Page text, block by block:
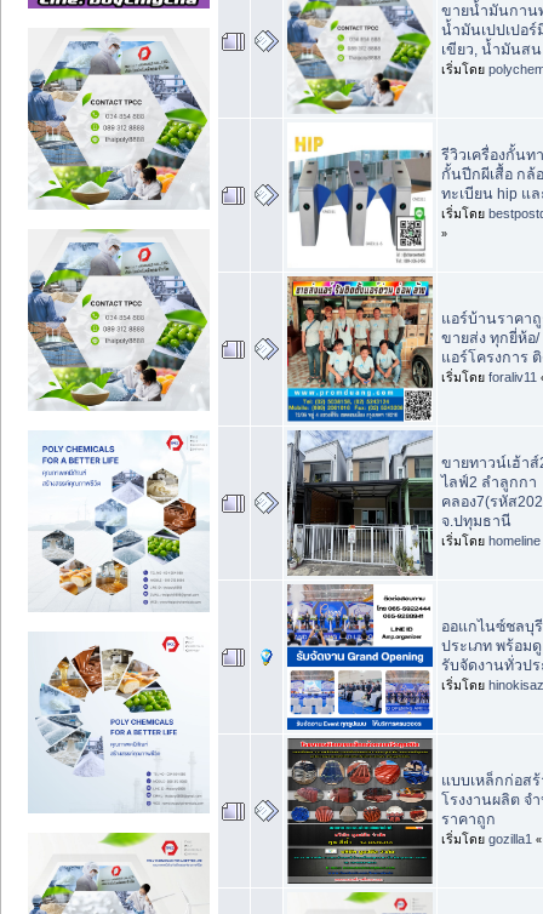
ขายน้ำมันกาน
น้ำมันเปปเปอ
เขียว, น้ำมันส
เริ่มโดย
รีวิวเครื่องกั้นท
กั้นปีกผีเสื้อ กล้
ทะเบียน hip แล
เริ่มโดย
»
แอร์บ้านราคา
ขายส่ง ทุกยี่ห้อ/
แอร์โครงการ
เริ่มโดย foraliv11
ขายทาวน์เฮ้า
ไลฟ์2 ลำลูกกา
คลอง7(รหัส
จ.ปทุมธานี
เริ่มโดย homeline
ออแกไนซ์ชลบุ
ประเภท พร้อ
รับจัดงานทั่วปร
เริ่มโดย
แบบเหล็กก่อสร้
โรงงานผลิต จ
ราคาถูก
เริ่มโดย gozilla1